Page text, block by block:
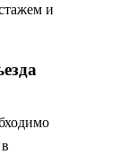
и